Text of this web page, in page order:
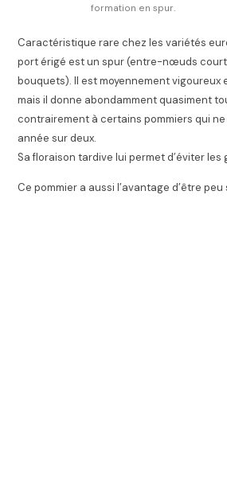
formation en spur.
Caractéristique rare chez les variétés
port érigé est un spur (entre-nœuds
bouquets). Il est moyennement vigoureux
mais il donne abondamment quasiment
contrairement à certains pommiers qui ne
année sur deux.
Sa floraison tardive lui permet d’éviter
Ce pommier a aussi l’avantage d’être